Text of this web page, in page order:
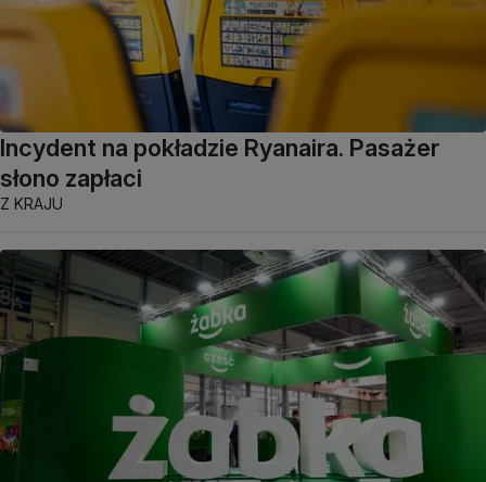
Incydent na pokładzie Ryanaira. Pasażer
słono zapłaci
Z KRAJU